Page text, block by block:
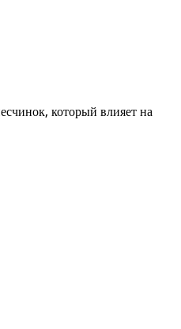
который влияет на